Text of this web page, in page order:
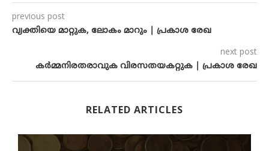
previous post
വ്യക്തിയെ മാറ്റുക, ലോകം മാറും | പ്രകാശ രേഖ
next post
കർമ്മനിരതരാവുക വിരസതയകറ്റുക | പ്രകാശ രേഖ
RELATED ARTICLES